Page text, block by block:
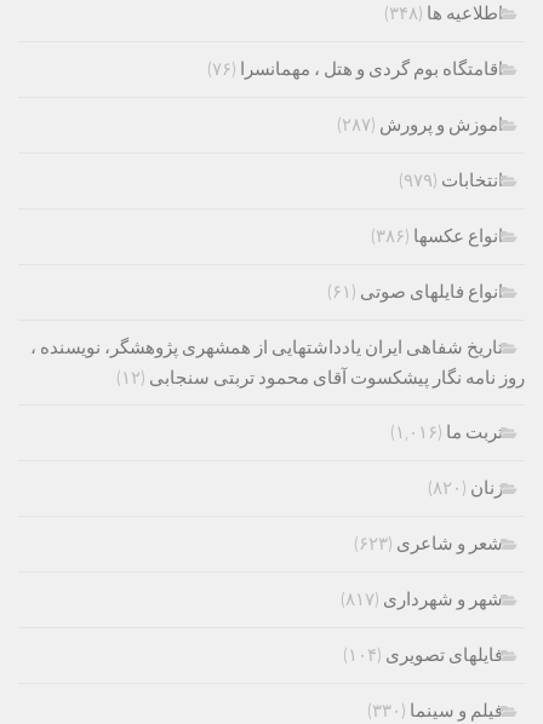
اطلاعیه ها (۳۴۸)
اقامتگاه بوم گردی و هتل ، مهمانسرا (۷۶)
اموزش و پرورش (۲۸۷)
انتخابات (۹۷۹)
انواع عکسها (۳۸۶)
انواع فایلهای صوتی (۶۱)
تاریخ شفاهی ایران یادداشتهایی از همشهری پژوهشگر، نویسنده ،
روز نامه نگار پیشکسوت آقای محمود تربتی سنجابی (۱۲)
تربت ما (۱,۰۱۶)
زنان (۸۲۰)
شعر و شاعری (۶۲۳)
شهر و شهرداری (۸۱۷)
فایلهای تصویری (۱۰۴)
فیلم و سینما (۳۳۰)